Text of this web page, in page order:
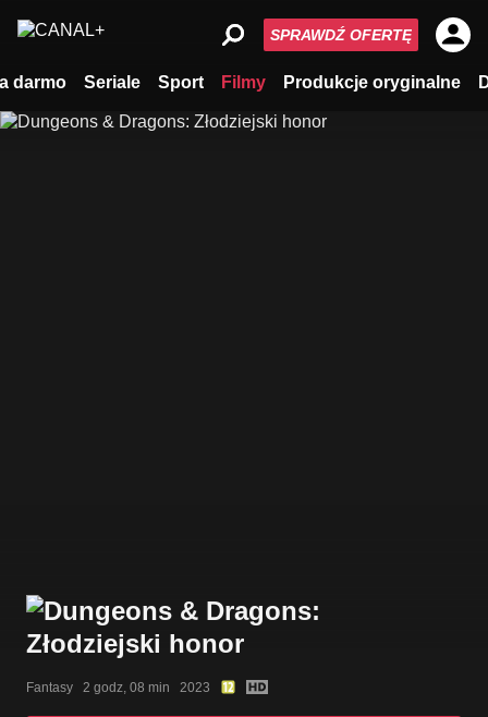
darmo Seriale Sport Filmy Produkcje oryginalne
SPRAWDŹ OFERTĘ
Fantasy   2 godz, 08 min   2023